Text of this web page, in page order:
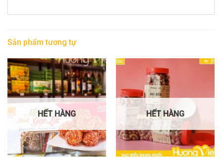
Sản phẩm tương tự
HẾT HÀNG HẾT HÀNG